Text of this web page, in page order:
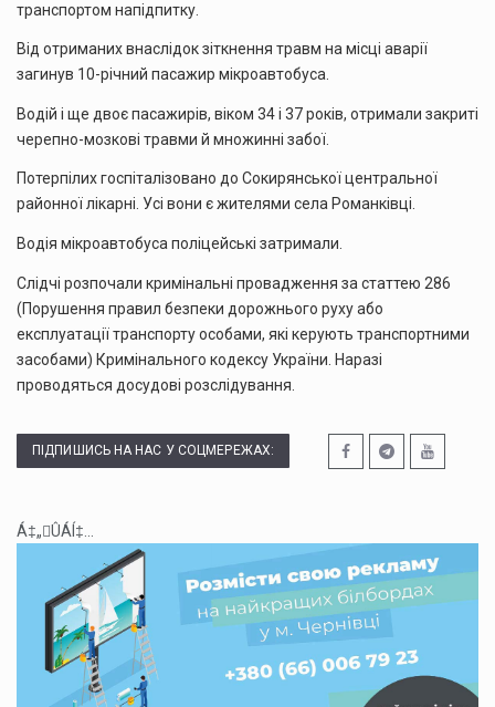
транспортом напідпитку.
Від отриманих внаслідок зіткнення травм на місці аварії
загинув 10-річний пасажир мікроавтобуса.
Водій і ще двоє пасажирів, віком 34 і 37 років, отримали закриті
черепно-мозкові травми й множинні забої.
Потерпілих госпіталізовано до Сокирянської центральної
районної лікарні. Усі вони є жителями села Романківці.
Водія мікроавтобуса поліцейські затримали.
Слідчі розпочали кримінальні провадження за статтею 286
(Порушення правил безпеки дорожнього руху або
експлуатації транспорту особами, які керують транспортними
засобами) Кримінального кодексу України. Наразі
проводяться досудові розслідування.
ПІДПИШИСЬ НА НАС У СОЦМЕРЕЖАХ:
Á‡„ÛÁÍ‡...